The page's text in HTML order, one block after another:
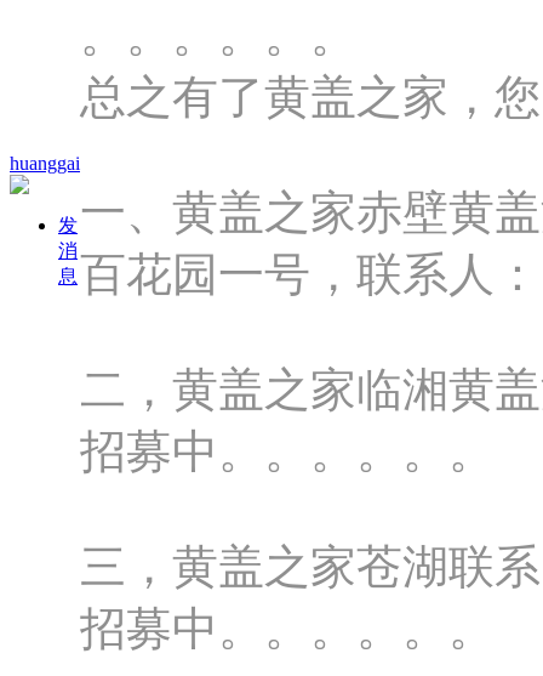
huanggai
发
消
息
。。。。。。
总之有了黄盖之家，
一、黄盖之家赤壁黄
百花园一号，联系人
二，黄盖之家临湘黄
招募中。。。。。。
三，黄盖之家苍湖联
招募中。。。。。。